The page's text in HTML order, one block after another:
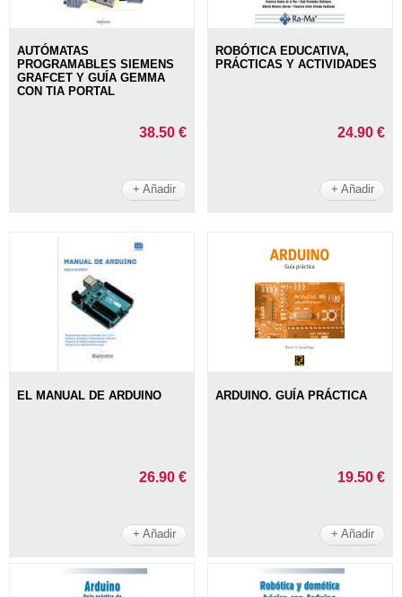
AUTÓMATAS
PROGRAMABLES SIEMENS
GRAFCET Y GUÍA GEMMA
CON TIA PORTAL
38.50 €
+ Añadir
ROBÓTICA EDUCATIVA,
PRÁCTICAS Y ACTIVIDADES
24.90 €
+ Añadir
EL MANUAL DE ARDUINO
26.90 €
+ Añadir
ARDUINO. GUÍA PRÁCTICA
19.50 €
+ Añadir